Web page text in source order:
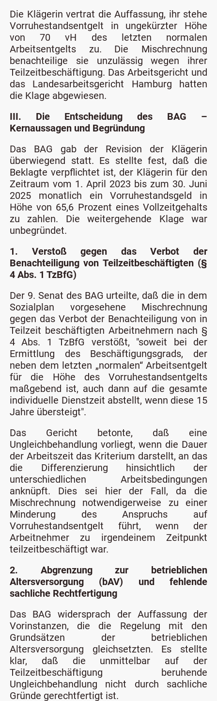
Die Klägerin vertrat die Auffassung, ihr stehe
Vorruhestandsentgelt in ungekürzter Höhe
von 70 vH des letzten normalen
Arbeitsentgelts zu. Die Mischrechnung
benachteilige sie unzulässig wegen ihrer
Teilzeitbeschäftigung. Das Arbeitsgericht und
das Landesarbeitsgericht Hamburg hatten
die Klage abgewiesen.
III. Die Entscheidung des BAG –
Kernaussagen und Begründung
Das BAG gab der Revision der Klägerin
überwiegend statt. Es stellte fest, daß die
Beklagte verpflichtet ist, der Klägerin für den
Zeitraum vom 1. April 2023 bis zum 30. Juni
2025 monatlich ein Vorruhestandsgeld in
Höhe von 65,6 Prozent eines Vollzeitgehalts
zu zahlen. Die weitergehende Klage war
unbegründet.
1. Verstoß gegen das Verbot der
Benachteiligung von Teilzeitbeschäftigten (§
4 Abs. 1 TzBfG)
Der 9. Senat des BAG urteilte, daß die in dem
Sozialplan vorgesehene Mischrechnung
gegen das Verbot der Benachteiligung von in
Teilzeit beschäftigten Arbeitnehmern nach §
4 Abs. 1 TzBfG verstößt, "soweit bei der
Ermittlung des Beschäftigungsgrads, der
neben dem letzten „normalen“ Arbeitsentgelt
für die Höhe des Vorruhestandsentgelts
maßgebend ist, auch dann auf die gesamte
individuelle Dienstzeit abstellt, wenn diese 15
Jahre übersteigt".
Das Gericht betonte, daß eine
Ungleichbehandlung vorliegt, wenn die Dauer
der Arbeitszeit das Kriterium darstellt, an das
die Differenzierung hinsichtlich der
unterschiedlichen Arbeitsbedingungen
anknüpft. Dies sei hier der Fall, da die
Mischrechnung notwendigerweise zu einer
Minderung des Anspruchs auf
Vorruhestandsentgelt führt, wenn der
Arbeitnehmer zu irgendeinem Zeitpunkt
teilzeitbeschäftigt war.
2. Abgrenzung zur betrieblichen
Altersversorgung (bAV) und fehlende
sachliche Rechtfertigung
Das BAG widersprach der Auffassung der
Vorinstanzen, die die Regelung mit den
Grundsätzen der betrieblichen
Altersversorgung gleichsetzten. Es stellte
klar, daß die unmittelbar auf der
Teilzeitbeschäftigung beruhende
Ungleichbehandlung nicht durch sachliche
Gründe gerechtfertigt ist.